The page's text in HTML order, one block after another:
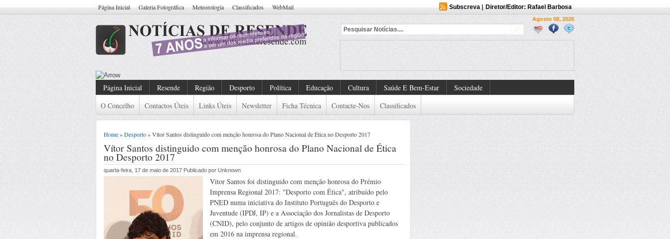
Página Inicial Galeria Fotográfica Meteorologia Classificados WebMail Subscreva| Diretor/Editor: Rafael Barbosa
Agosto 08, 2026
Página Inicial Resende Região Desporto Política Educação Cultura Saúde E Bem-Estar
Sociedade
O Concelho
Contactos Úteis Links Úteis Newsletter Ficha Técnica Contacte-Nos Classificados
Home»Desporto» Vítor Santos distinguido com menção honrosa do Plano Nacional de Ética no Desporto 2017
Vítor Santos distinguido com menção honrosa do Plano Nacional de Ética
no Desporto 2017
quarta-feira, 17 de maio de 2017 Publicado por Unknown
Vitor Santos foi distinguido com menção honrosa do Prémio
Imprensa Regional 2017: "Desporto com Ética", atribuído pelo
PNED numa iniciativa do Instituto Português do Desporto e
Juventude (IPDJ, IP) e a Associação dos Jornalistas de Desporto
(CNID), pelo conjunto de artigos de opinião desportiva publicados
em 2016 na imprensa regional.